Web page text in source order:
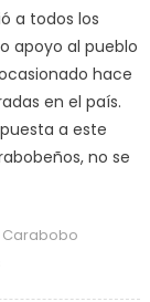
a todos los
apoyo al pueblo
hace
en el país.
a este
no se